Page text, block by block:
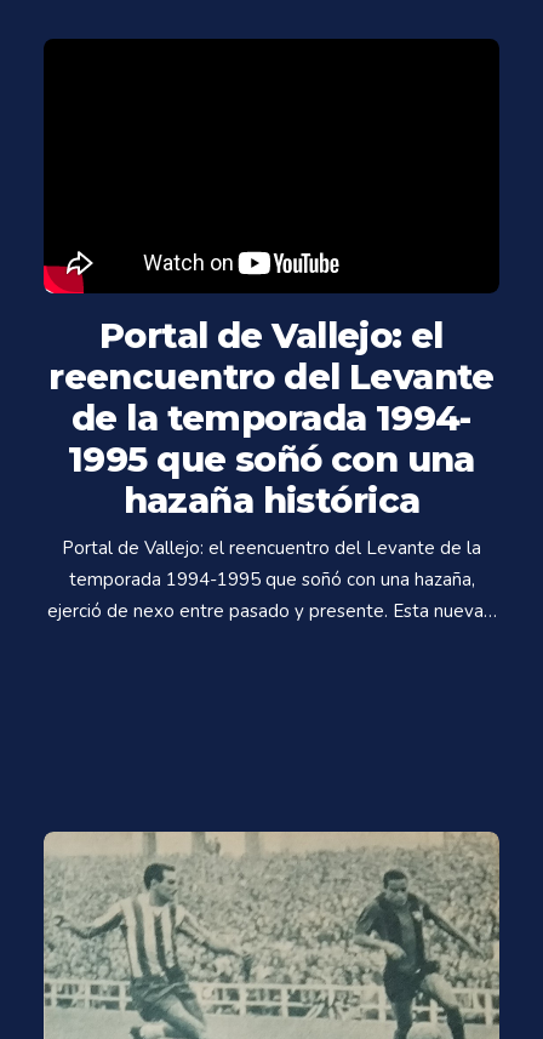
Portal de Vallejo: el
reencuentro del Levante
de la temporada 1994-
1995 que soñó con una
hazaña histórica
Portal de Vallejo: el reencuentro del Levante de la
temporada 1994-1995 que soñó con una hazaña,
ejerció de nexo entre pasado y presente. Esta nueva…